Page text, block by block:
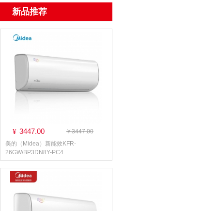
新品推荐
¥ 3447.00
￥3447.00
美的（Midea）新能效KFR-
26GW/BP3DN8Y-PC4...